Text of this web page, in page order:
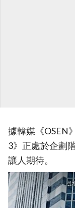
據韓媒《OSEN
3》正處於企劃
讓人期待。